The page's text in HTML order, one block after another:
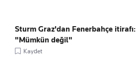
Sturm Graz'dan Fenerbahçe itirafı:
"Mümkün değil"
Kaydet